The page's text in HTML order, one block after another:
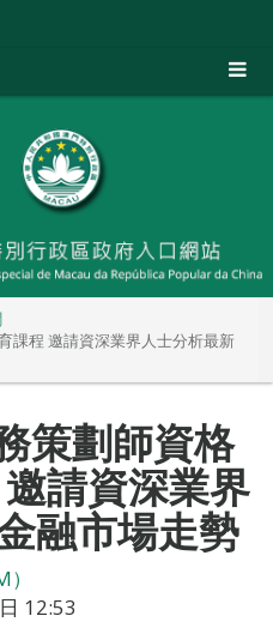
課程 邀請資深業界人士分析最新
策劃師資格
請資深業界
融市場走勢
12:53